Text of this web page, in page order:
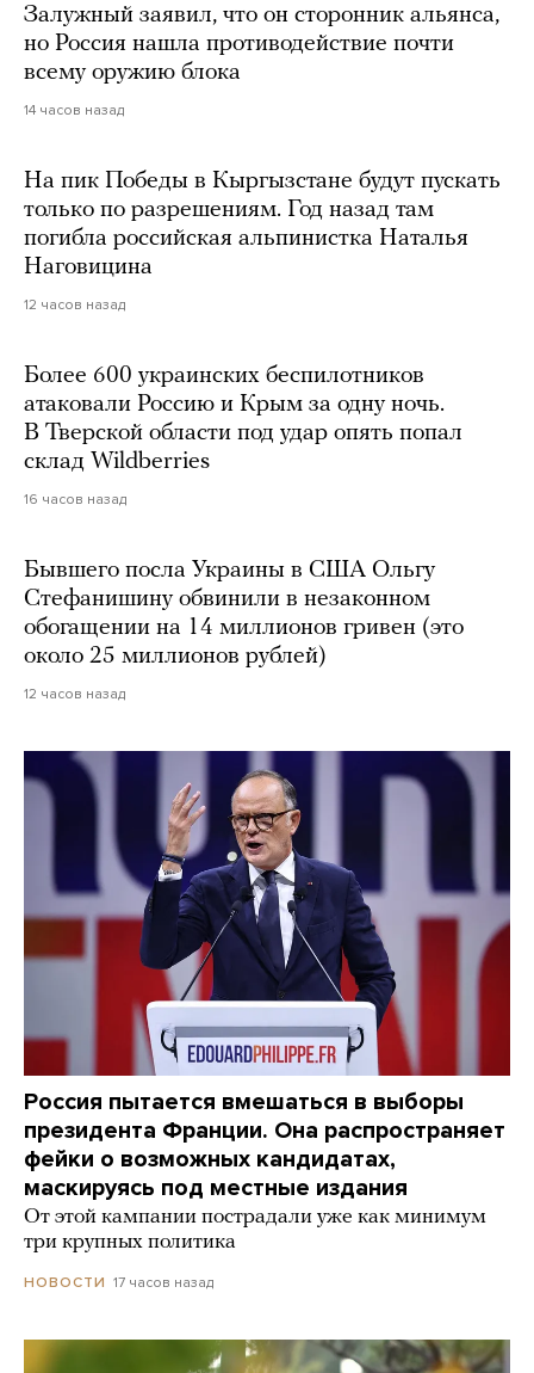
Залужный заявил, что он сторонник альянса,
но Россия нашла противодействие почти
всему оружию блока
14 часов назад
На пик Победы в Кыргызстане будут пускать
только по разрешениям. Год назад там
погибла российская альпинистка Наталья
Наговицина
12 часов назад
Более 600 украинских беспилотников
атаковали Россию и Крым за одну ночь.
В Тверской области под удар опять попал
склад Wildberries
16 часов назад
Бывшего посла Украины в США Ольгу
Стефанишину обвинили в незаконном
обогащении на 14 миллионов гривен (это
около 25 миллионов рублей)
12 часов назад
Россия пытается вмешаться в выборы
президента Франции. Она распространяет
фейки о возможных кандидатах,
маскируясь под местные издания
От этой кампании пострадали уже как минимум
три крупных политика
НОВОСТИ 17 часов назад